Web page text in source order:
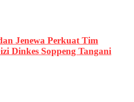
Jenewa Perkuat Tim
Dinkes Soppeng Tangani